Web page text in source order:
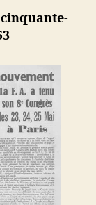
cinquante-